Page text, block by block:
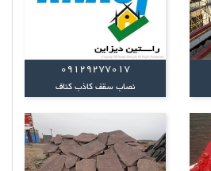
09129277017
نصاب سقف کاذب کناف